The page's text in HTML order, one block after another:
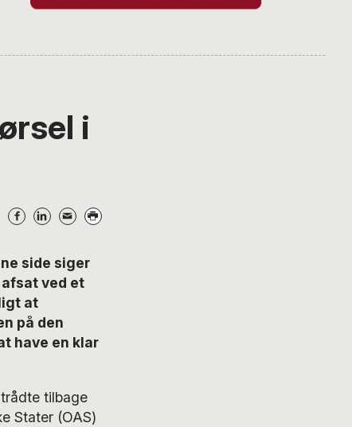
i
side siger
ved et
at
på den
have en klar
tilbage
Stater (OAS)